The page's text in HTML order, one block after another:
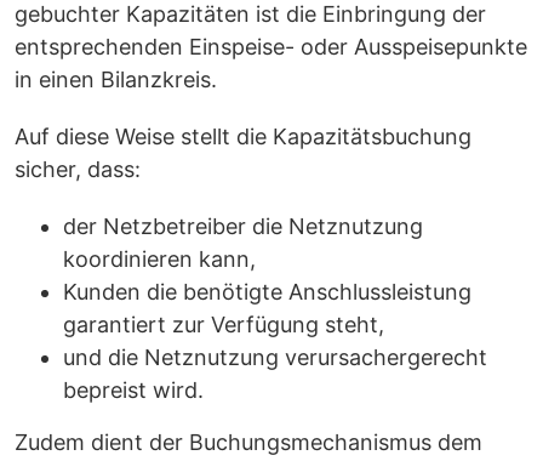
gebuchter Kapazitäten ist die Einbringung der
entsprechenden Einspeise- oder Ausspeisepunkte
in einen Bilanzkreis.
Auf diese Weise stellt die Kapazitätsbuchung
sicher, dass:
der Netzbetreiber die Netznutzung
koordinieren kann,
Kunden die benötigte Anschlussleistung
garantiert zur Verfügung steht,
und die Netznutzung verursachergerecht
bepreist wird.
Zudem dient der Buchungsmechanismus dem